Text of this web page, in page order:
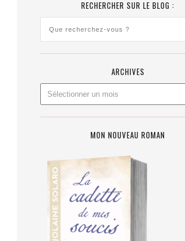
RECHERCHER SUR LE BLOG :
ARCHIVES
MON NOUVEAU ROMAN